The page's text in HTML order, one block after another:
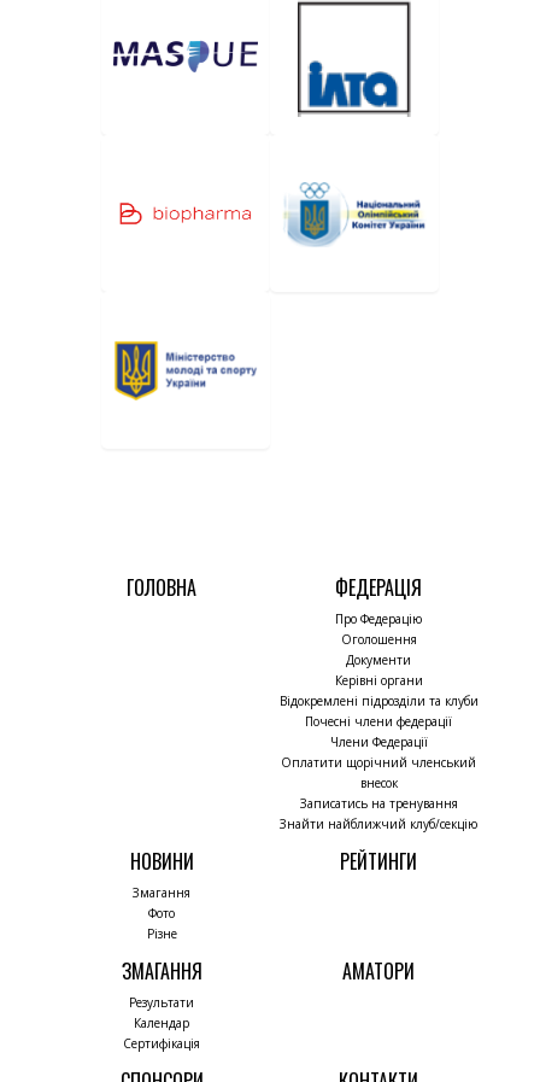
ГОЛОВНА ФЕДЕРАЦІЯ
Про Федерацію
Оголошення
Документи
Керівні органи
Відокремлені підрозділи та клуби
Почесні члени федерації
Члени Федерації
Оплатити щорічний членський
внесок
Записатись на тренування
Знайти найближчий клуб/секцію
НОВИНИ
Змагання
Фото
Різне
РЕЙТИНГИ
ЗМАГАННЯ
Результати
Календар
Сертифікація
АМАТОРИ